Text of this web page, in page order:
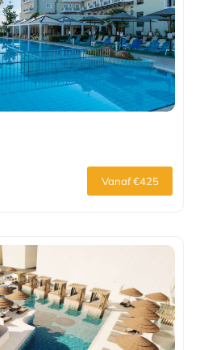
Vanaf €425